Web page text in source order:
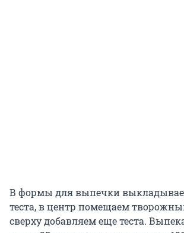
В формы для выпечки
теста, в центр помещаем
сверху добавляем еще теста.